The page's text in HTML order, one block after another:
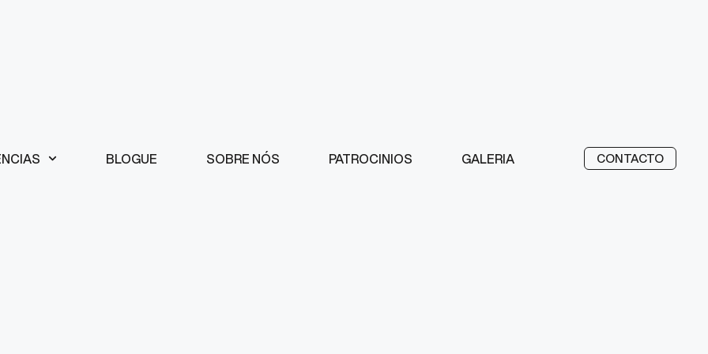
BLOGUE SOBRE NÓS PATROCINIOS GALERIA CONTACTO